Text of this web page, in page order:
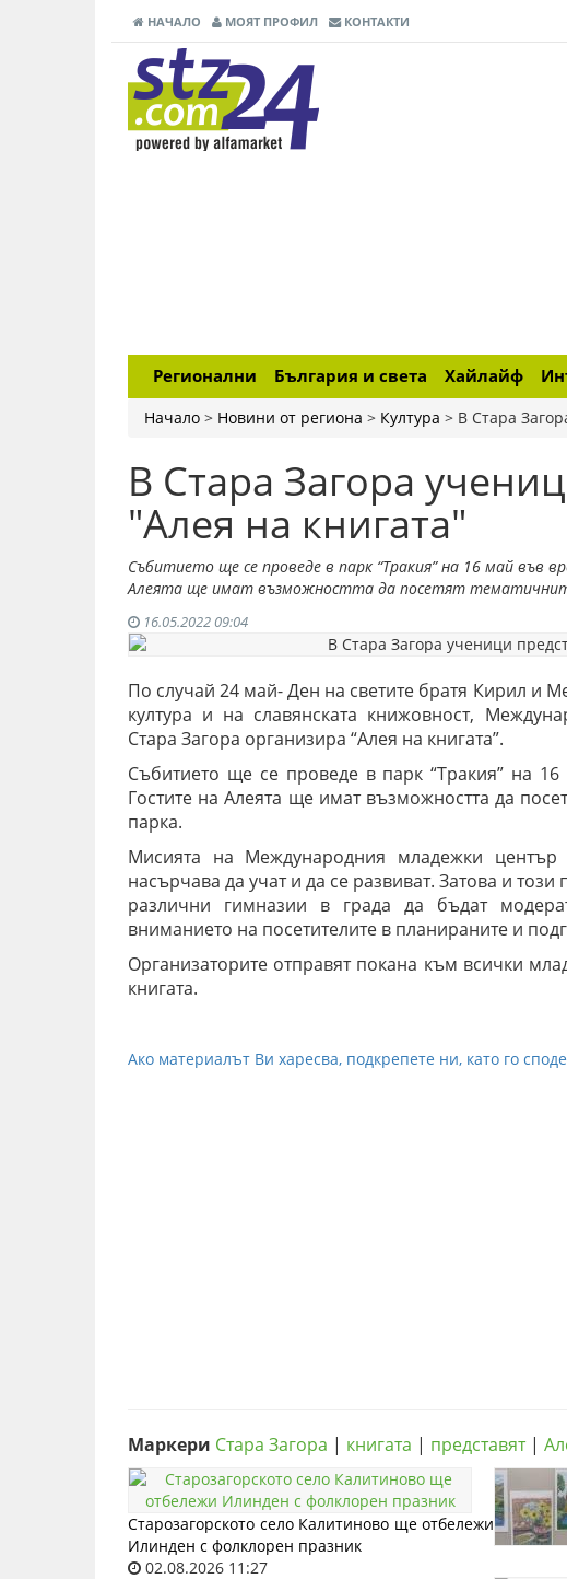
НАЧАЛО МОЯТ ПРОФИЛ КОНТАКТИ
Регионални България и света Хайлайф
Начало > Новини от региона > Култура > В Стара
В Стара Загора
"Алея на книгата"
Събитието ще се проведе в парк “Тракия” на 16 май във
Алеята ще имат възможността да посетят
16.05.2022 09:04
По случай 24 май- Ден на светите братя Кирил и
култура и на славянската книжовност,
Стара Загора организира “Алея на книгата”.
Събитието ще се проведе в парк “Тракия” на
Гостите на Алеята ще имат възможността да
парка.
Мисията на Международния младежки
насърчава да учат и да се развиват. Затова и
различни гимназии в града да бъдат
вниманието на посетителите в планираните и
Организаторите отправят покана към всички
книгата.
Ако материалът Ви харесва, подкрепете ни, като го
Маркери Стара Загора | книгата | представят|
Старозагорското село Калитиново ще отбележи
Илинден с фолклорен празник
02.08.2026 11:27